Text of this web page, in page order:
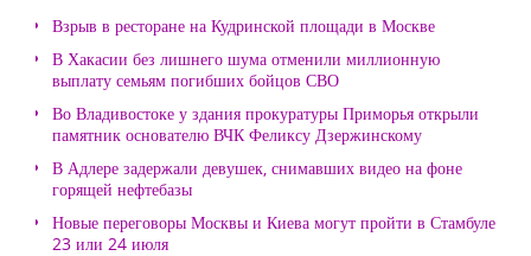
Взрыв в ресторане на Кудринской площади в Москве
В Хакасии без лишнего шума отменили миллионную
выплату семьям погибших бойцов СВО
Во Владивостоке у здания прокуратуры Приморья открыли
памятник основателю ВЧК Феликсу Дзержинскому
В Адлере задержали девушек, снимавших видео на фоне
горящей нефтебазы
Новые переговоры Москвы и Киева могут пройти в Стамбуле
23 или 24 июля